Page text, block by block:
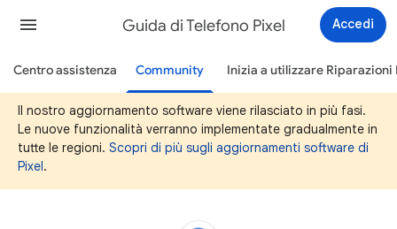
Guida di Telefono Pixel Accedi
Centro assistenza Community Inizia a utilizzare Riparazioni
Il nostro aggiornamento software viene rilasciato in più fasi.
Le nuove funzionalità verranno implementate gradualmente in
tutte le regioni. Scopri di più sugli aggiornamenti software di
Pixel.